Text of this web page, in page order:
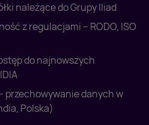
należące do Grupy Iliad
z regulacjami – RODO, ISO
do najnowszych
przechowywanie danych w
Polska)